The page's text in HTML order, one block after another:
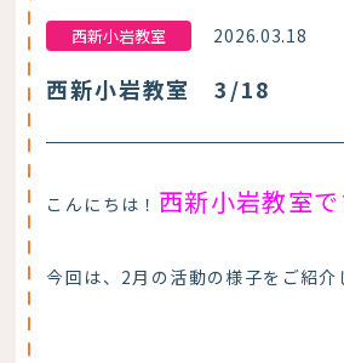
西新小岩教室 2026.03.18
西新小岩教室 3/18
こんにちは！ 西新小岩教室
今回は、2月の活動の様子をご紹介